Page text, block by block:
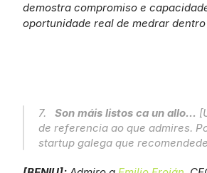
demostra compromiso e
oportunidade real de medrar
7. Son máis listos ca un allo...
de referencia ao que admires.
startup galega que